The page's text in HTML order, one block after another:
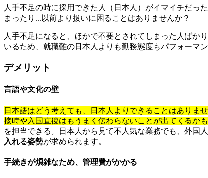
人手不足の時に採用できた人（日本人）がイマイチだっ
まったり...以前より扱いに困ることはありませんか？
人手不足になると、ほかで不要とされてしまった人ばか
いるため、就職難の日本人よりも勤務態度もパフォーマ
デメリット
言語や文化の壁
日本語はどう考えても、日本人よりできることはありま
接時や入国直後はもうまく伝わらないことが出てくるかも
を担当できる。日本人から見て不人気な業務でも、外国
入れる姿勢が求められます。
手続きが煩雑なため、管理費がかかる